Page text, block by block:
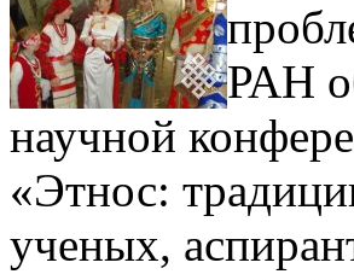
РАН
научной
«Этнос:
ученых,